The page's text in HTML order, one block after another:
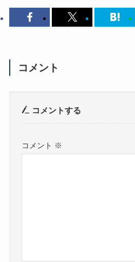
コメント
コメントする
コメント ※